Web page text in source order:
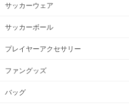
サッカーウェア
サッカーボール
プレイヤーアクセサリー
ファングッズ
バッグ